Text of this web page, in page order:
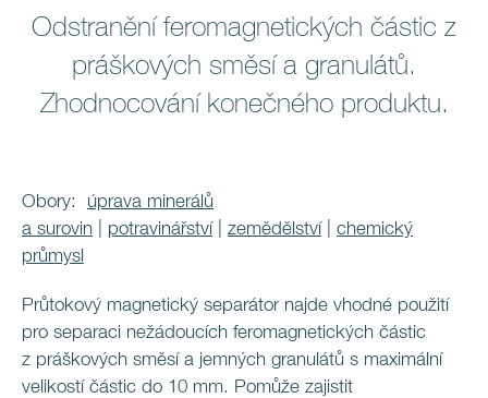
Odstranění feromagnetických částic z
práškových směsí a granulátů.
Zhodnocování konečného produktu.
Obory: úprava minerálů
a surovin
potravinářství zemědělství
chemický
průmysl
Průtokový magnetický separátor najde vhodné použití
pro separaci nežádoucích feromagnetických částic
z práškových směsí a jemných granulátů s maximální
velikostí částic do 10 mm. Pomůže zajistit